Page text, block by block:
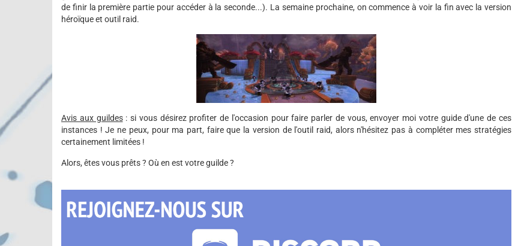
de finir la première partie pour accéder à la seconde...). La semaine prochaine, on commence à voir la fin avec la version
héroïque et outil raid.
Avis aux guildes: si vous désirez profiter de l'occasion pour faire parler de vous, envoyer moi votre guide d'une de ces
instances ! Je ne peux, pour ma part, faire que la version de l'outil raid, alors n'hésitez pas à compléter mes stratégies
certainement limitées !
Alors, êtes vous prêts ? Où en est votre guilde ?